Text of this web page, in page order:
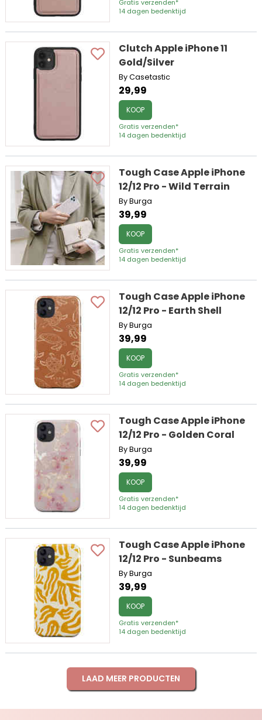
Gratis verzenden*
14 dagen bedenktijd
Clutch Apple iPhone 11
Gold/Silver
By Casetastic
29,99
KOOP
Gratis verzenden*
14 dagen bedenktijd
Tough Case Apple iPhone
12/12 Pro - Wild Terrain
By Burga
39,99
KOOP
Gratis verzenden*
14 dagen bedenktijd
Tough Case Apple iPhone
12/12 Pro - Earth Shell
By Burga
39,99
KOOP
Gratis verzenden*
14 dagen bedenktijd
Tough Case Apple iPhone
12/12 Pro - Golden Coral
By Burga
39,99
KOOP
Gratis verzenden*
14 dagen bedenktijd
Tough Case Apple iPhone
12/12 Pro - Sunbeams
By Burga
39,99
KOOP
Gratis verzenden*
14 dagen bedenktijd
LAAD MEER PRODUCTEN